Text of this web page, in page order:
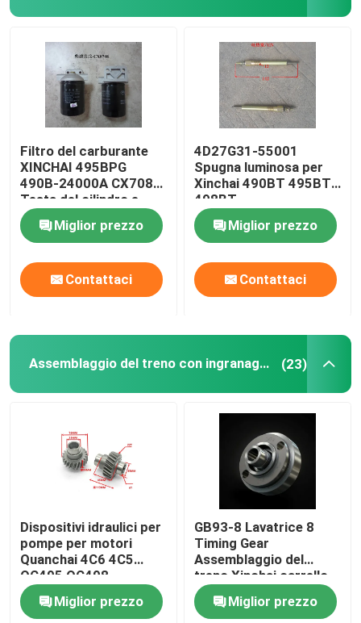
Filtro del carburante
XINCHAI 495BPG
490B-24000A CX7085
Testa del cilindro e
sistema di valvole
Miglior prezzo
Contattaci
4D27G31-55001
Spugna luminosa per
Xinchai 490BT 495BT
498BT
Miglior prezzo
Contattaci
Assemblaggio del treno con ingranaggio di cronometraggio (23)
Dispositivi idraulici per
pompe per motori
Quanchai 4C6 4C5
QC495 QC498
Miglior prezzo
GB93-8 Lavatrice 8
Timing Gear
Assemblaggio del
treno Xinchai carrello
elevatore
Miglior prezzo